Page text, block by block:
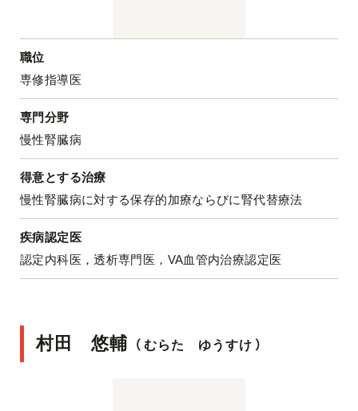
職位
専修指導医
専門分野
慢性腎臓病
得意とする治療
慢性腎臓病に対する保存的加療ならびに腎代替療法
疾病認定医
認定内科医，透析専門医，VA血管内治療認定医
村田 悠輔 （ むらた ゆうすけ ）